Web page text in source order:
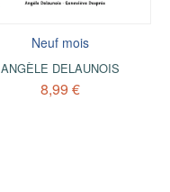
Neuf mois
ANGÈLE DELAUNOIS
8,99 €